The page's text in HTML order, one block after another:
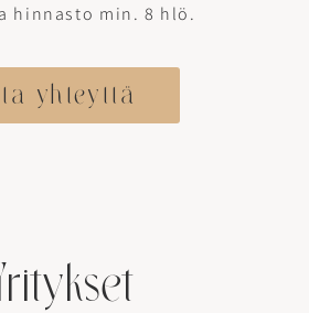
hinnasto min. 8 hlö.
yhteyttä